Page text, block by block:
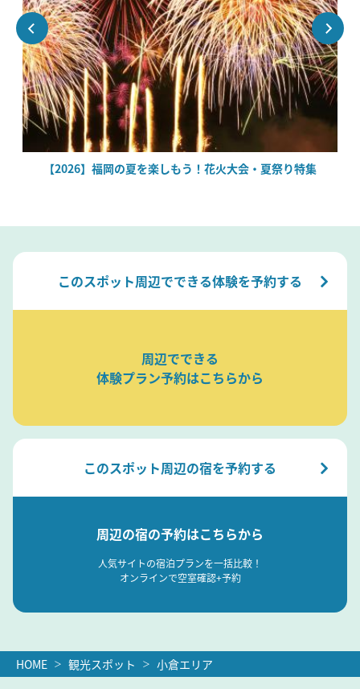
【2026】福岡の夏を楽しもう！花火大会・夏祭り特集
このスポット周辺でできる体験を予約する
周辺でできる
体験プラン予約はこちらから
このスポット周辺の宿を予約する
周辺の宿の予約はこちらから
人気サイトの宿泊プランを一括比較！
オンラインで空室確認+予約
HOME 観光スポット 小倉エリア